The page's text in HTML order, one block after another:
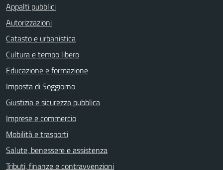
Appalti pubblici
Autorizzazioni
Catasto e urbanistica
Cultura e tempo libero
Educazione e formazione
Imposta di Soggiorno
Giustizia e sicurezza pubblica
Imprese e commercio
Mobilità e trasporti
Salute, benessere e assistenza
Tributi, finanze e contravvenzioni